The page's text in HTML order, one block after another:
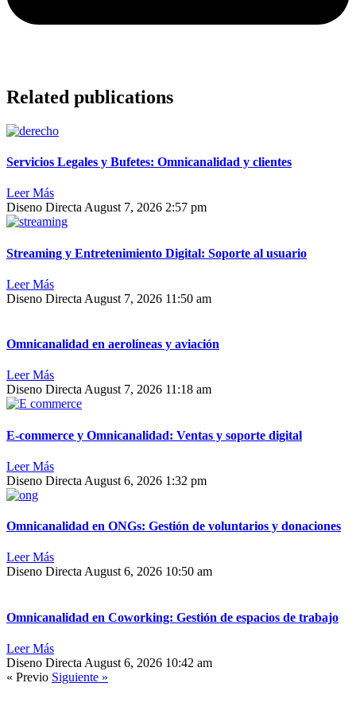
Related publications
Servicios Legales y Bufetes: Omnicanalidad y clientes
Leer Más
Diseno Directa August 7, 2026 2:57 pm
Streaming y Entretenimiento Digital: Soporte al usuario
Leer Más
Diseno Directa August 7, 2026 11:50 am
Omnicanalidad en aerolíneas y aviación
Leer Más
Diseno Directa August 7, 2026 11:18 am
E-commerce y Omnicanalidad: Ventas y soporte digital
Leer Más
Diseno Directa August 6, 2026 1:32 pm
Omnicanalidad en ONGs: Gestión de voluntarios y donaciones
Leer Más
Diseno DirectaAugust 6, 2026 10:50 am
Omnicanalidad en Coworking: Gestión de espacios de trabajo
Leer Más
Diseno Directa August 6, 2026 10:42 am
« Previo Siguiente »